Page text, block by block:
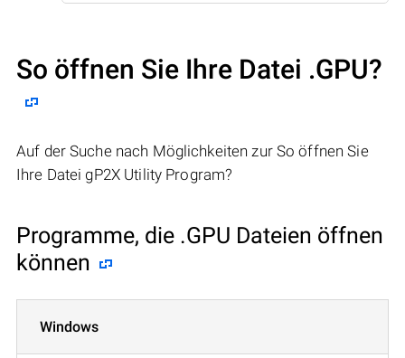
So öffnen Sie Ihre Datei .GPU?
Auf der Suche nach Möglichkeiten zur So öffnen Sie
Ihre Datei gP2X Utility Program?
Programme, die .GPU Dateien öffnen
können
Windows